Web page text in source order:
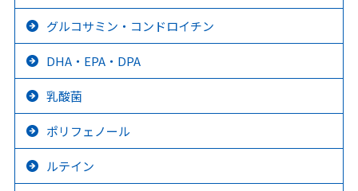
グルコサミン・コンドロイチン
DHA・EPA・DPA
乳酸菌
ポリフェノール
ルテイン